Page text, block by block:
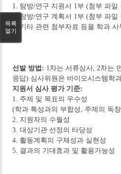
1. 탐방/연구 지원서 1부 (첨부 파일
2. 탐방/연구 계획서 1부 (첨부 파일
3. 기타 관련 첨부자료 등을 학과 사
선발 방법: 1차는 서류심사, 2차는
응답) 심사위원은 바이오시스템학
지원서 심사 평가 기준:
1. 주제 및 목표의 우수성
(학과 특성과의 부합성, 주제의 독
2. 지원자의 수월성
3. 대상기관 선정의 타당성
4. 활동계획의 구체성과 실현성
5. 결과의 기대효과 및 활용가능성
목록
열기